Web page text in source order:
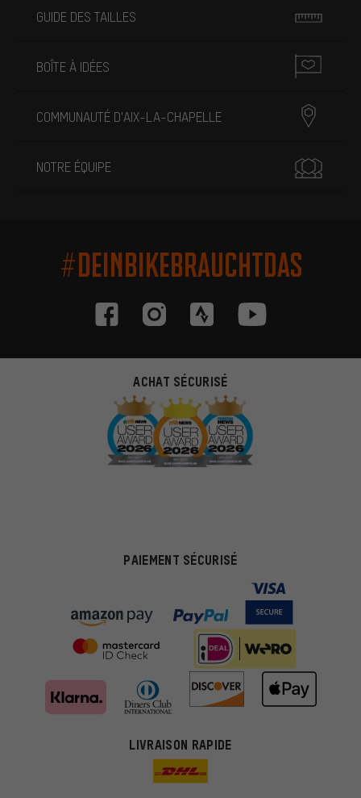
GUIDE DES TAILLES
BOÎTE À IDÉES
COMMUNAUTÉ D'AIX-LA-CHAPELLE
NOTRE ÉQUIPE
#DEINBIKEBRAUCHTDAS
ACHAT SÉCURISÉ
PAIEMENT SÉCURISÉ
LIVRAISON RAPIDE